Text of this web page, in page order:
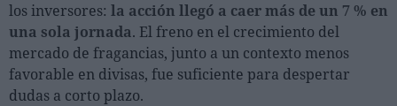
Salud
Moda
Lujo
los inversores: la acción llegó a caer más de un 7 % en
una sola jornada. El freno en el crecimiento del
mercado de fragancias, junto a un contexto menos
favorable en divisas, fue suficiente para despertar
dudas a corto plazo.